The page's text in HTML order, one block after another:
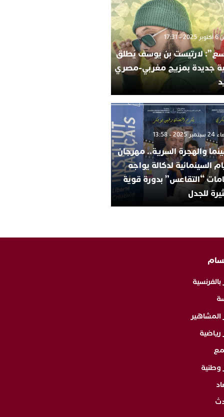
- 17:31
لارتيست بن يوسف يُطلق
جديدة بمزيج مغربي-مصري
- 13:58
والهجرة السرية.. مهرجان
السينمائية لدكالة يواجه
“التقاعس” بدورة قوية
للجدل
بالفرنسية
المشاهير
رياضية
وطنية